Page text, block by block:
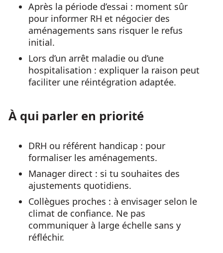
Après la période d’essai : moment sûr
pour informer RH et négocier des
aménagements sans risquer le refus
initial.
Lors d’un arrêt maladie ou d’une
hospitalisation : expliquer la raison peut
faciliter une réintégration adaptée.
À qui parler en priorité
DRH ou référent handicap : pour
formaliser les aménagements.
Manager direct : si tu souhaites des
ajustements quotidiens.
Collègues proches : à envisager selon le
climat de confiance. Ne pas
communiquer à large échelle sans y
réfléchir.